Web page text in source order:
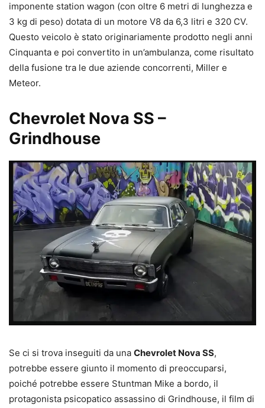
imponente station wagon (con oltre 6 metri di lunghezza e
3 kg di peso) dotata di un motore V8 da 6,3 litri e 320 CV.
Questo veicolo è stato originariamente prodotto negli anni
Cinquanta e poi convertito in un’ambulanza, come risultato
della fusione tra le due aziende concorrenti, Miller e
Meteor.
Chevrolet Nova SS –
Grindhouse
Se ci si trova inseguiti da una Chevrolet Nova SS,
potrebbe essere giunto il momento di preoccuparsi,
poiché potrebbe essere Stuntman Mike a bordo, il
protagonista psicopatico assassino di Grindhouse, il film di